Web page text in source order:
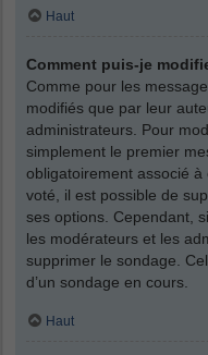
Haut
Comment puis-je
Comme pour les
modifiés que par leur
administrateurs. Pour
simplement le premier
obligatoirement associé à
voté, il est possible de
ses options. Cependant,
les modérateurs et les
supprimer le sondage.
d’un sondage en cours.
Haut